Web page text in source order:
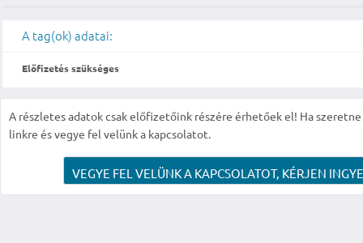
A tag(ok) adatai:
Előfizetés szükséges
A részletes adatok csak előfizetőink részére érhetőek el! Ha
linkre és vegye fel velünk a kapcsolatot.
VEGYE FEL VELÜNK A KAPCSOLATOT, KÉRJEN